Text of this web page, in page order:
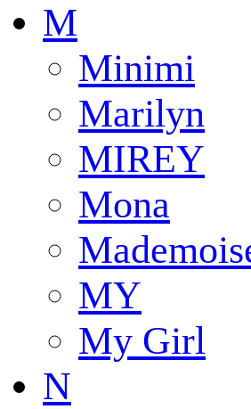
M
Minimi
Marilyn
MIREY
Mona
MY
My Girl
N